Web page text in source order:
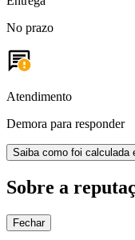
No prazo
Atendimento
Demora para responder
Saiba como foi calculada
Sobre a
Fechar